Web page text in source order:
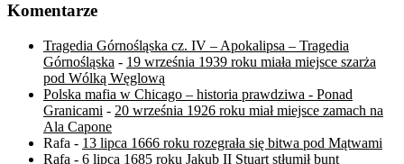
Komentarze
Tragedia Górnośląska cz. IV – Apokalipsa – Tragedia
Górnośląska - 19 września 1939 roku miała miejsce szarża
pod Wólką Węglową
Polska mafia w Chicago – historia prawdziwa - Ponad
Granicami - 20 września 1926 roku miał miejsce zamach na
Ala Capone
Rafa - 13 lipca 1666 roku rozegrała się bitwa pod Mątwami
Rafa - 6 lipca 1685 roku Jakub II Stuart stłumił bunt